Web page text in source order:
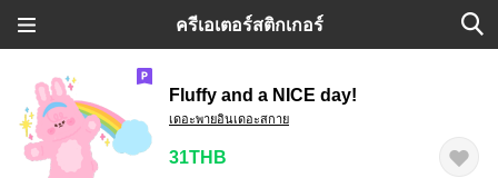
ครีเอเตอร์สติกเกอร์
Fluffy and a NICE day!
เดอะพายอินเดอะสกาย
31THB